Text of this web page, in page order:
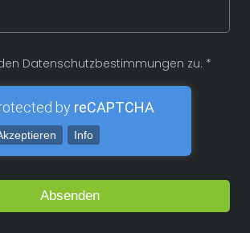
Datenschutzbestimmungen zu. *
by reCAPTCHA
Info